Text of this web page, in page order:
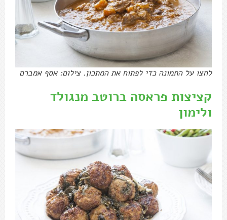
לחצו על התמונה כדי לפתוח את המתכון. צילום: אסף אמברם
קציצות פראסה ברוטב מנגולד
ולימון